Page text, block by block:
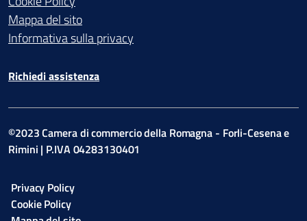
Mappa del sito
Informativa sulla privacy
Richiedi assistenza
©2023 Camera di commercio della Romagna - Forli-Cesena e
Rimini | P.IVA 04283130401
Privacy Policy
Cookie Policy